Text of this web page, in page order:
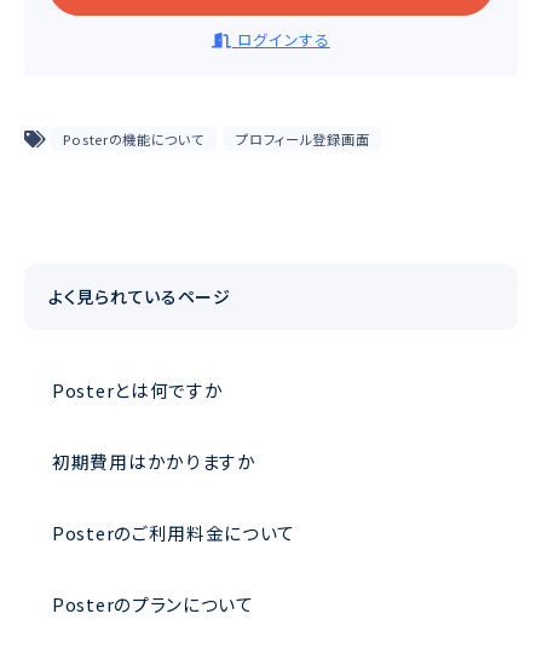
よく見られているページ
Posterとは何ですか
初期費用はかかりますか
Posterのご利用料金について
Posterのプランについて
ログインする
Posterの機能について プロフィール登録画面